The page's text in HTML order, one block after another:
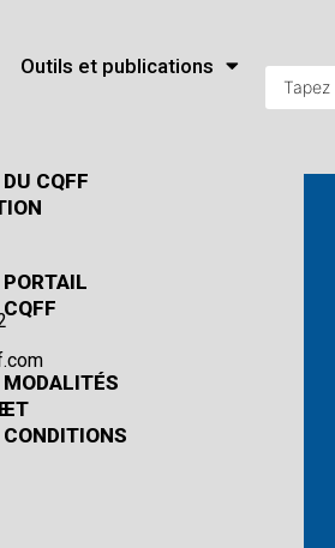
Outils et publications
DU CQFF
PORTAIL
CQFF
MODALITÉS
ET
CONDITIONS